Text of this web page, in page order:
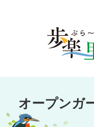
文
キ
オー
オープンガ